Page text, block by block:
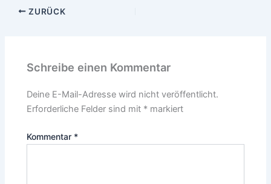
ZURÜCK
Schreibe einen Kommentar
Deine E-Mail-Adresse wird nicht veröffentlicht.
Erforderliche Felder sind mit * markiert
Kommentar *